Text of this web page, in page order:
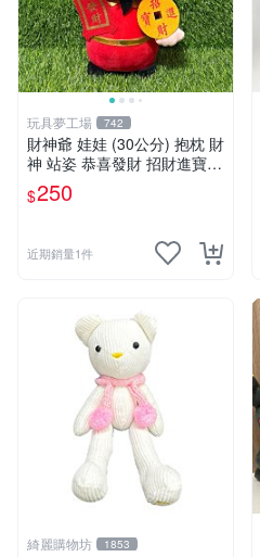
玩具夢工場 742
財神爺 娃娃 (30公分) 抱枕 財
神 站姿 恭喜發財 招財進寶
金元寶
$250
近期銷量1件
綺麗購物坊 1853